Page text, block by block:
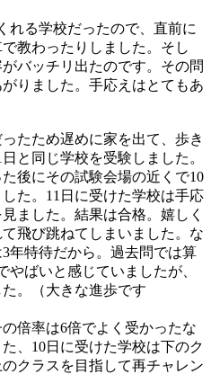
れる学校だったので、直前に
教わったりしました。そし
バッチリ出たのです。その問
りました。手応えはとてもあ
たため遅めに家を出て、歩き
と同じ学校を受験しました。
後にその試験会場の近くで10
た。11日に受けた学校は手応
ました。結果は合格。嬉しく
飛び跳ねてしまいました。な
年特待だから。過去問では算
やばいと感じていましたが、
。（大きな進歩です
倍率は6倍でよく受かったな
、10日に受けた学校は下のク
クラスを目指して再チャレン